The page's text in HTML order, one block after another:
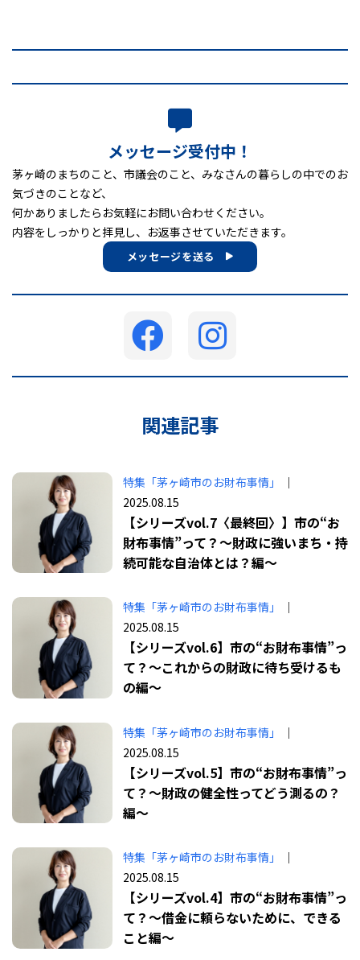
メッセージ受付中！
茅ヶ崎のまちのこと、市議会のこと、みなさんの暮らしの中でのお
気づきのことなど、
何かありましたらお気軽にお問い合わせください。
内容をしっかりと拝見し、お返事させていただきます。
メッセージを送る
関連記事
特集「茅ヶ崎市のお財布事情」
｜
2025.08.15
【シリーズvol.7〈最終回〉】市の“お
財布事情”って？〜財政に強いまち・持
続可能な自治体とは？編〜
特集「茅ヶ崎市のお財布事情」
｜
2025.08.15
【シリーズvol.6】市の“お財布事情”っ
て？〜これからの財政に待ち受けるも
の編〜
特集「茅ヶ崎市のお財布事情」
｜
2025.08.15
【シリーズvol.5】市の“お財布事情”っ
て？〜財政の健全性ってどう測るの？
編〜
特集「茅ヶ崎市のお財布事情」
｜
2025.08.15
【シリーズvol.4】市の“お財布事情”っ
て？〜借金に頼らないために、できる
こと編〜